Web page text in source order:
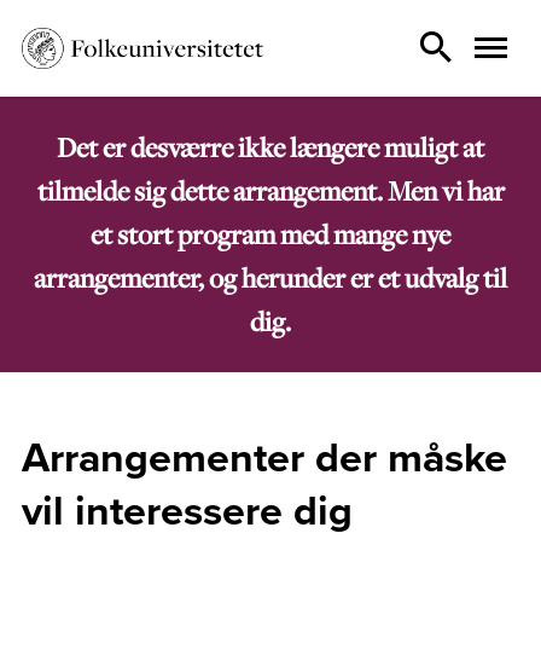
Det er desværre ikke længere muligt at
tilmelde sig dette arrangement. Men vi har
et stort program med mange nye
arrangementer, og herunder er et udvalg til
dig.
Arrangementer der måske
vil interessere dig